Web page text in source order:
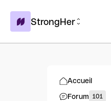
StrongHer
Accueil
Forum 101